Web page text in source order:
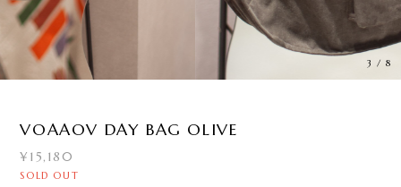
3 /8
VOAAOV DAY BAG OLIVE
¥15,180
SOLD OUT